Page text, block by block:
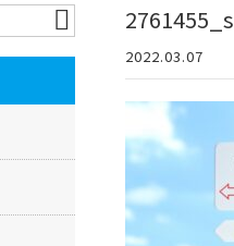
2761455_s
2022.03.07